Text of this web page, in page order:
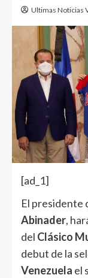
Ultimas Noticias
[ad_1]
El presidente
Abinader,
del Clásico
debut de la
Venezuela el